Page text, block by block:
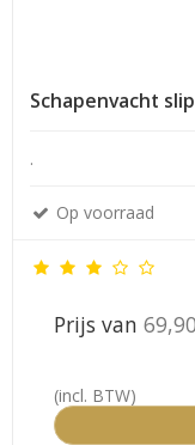
Schapenvacht
.
Op voorraad
Prijs van
(incl. BTW)